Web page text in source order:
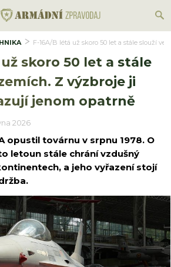
F-16A/B létá už skoro 50 let a stále slouží
skoro 50 let a stále
Z výzbroje ji
jenom opatrně
2026
opustil továrnu v srpnu 1978. O
letoun stále chrání vzdušný
a jeho vyřazení stojí